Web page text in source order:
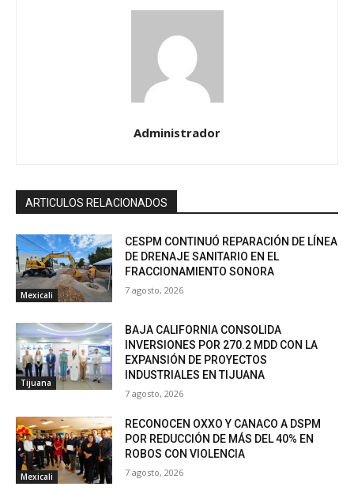
Administrador
ARTICULOS RELACIONADOS
Mexicali
CESPM CONTINUÓ REPARACIÓN DE LÍNEA
DE DRENAJE SANITARIO EN EL
FRACCIONAMIENTO SONORA
7 agosto, 2026
Tijuana
BAJA CALIFORNIA CONSOLIDA
INVERSIONES POR 270.2 MDD CON LA
EXPANSIÓN DE PROYECTOS
INDUSTRIALES EN TIJUANA
7 agosto, 2026
Mexicali
RECONOCEN OXXO Y CANACO A DSPM
POR REDUCCIÓN DE MÁS DEL 40% EN
ROBOS CON VIOLENCIA
7 agosto, 2026